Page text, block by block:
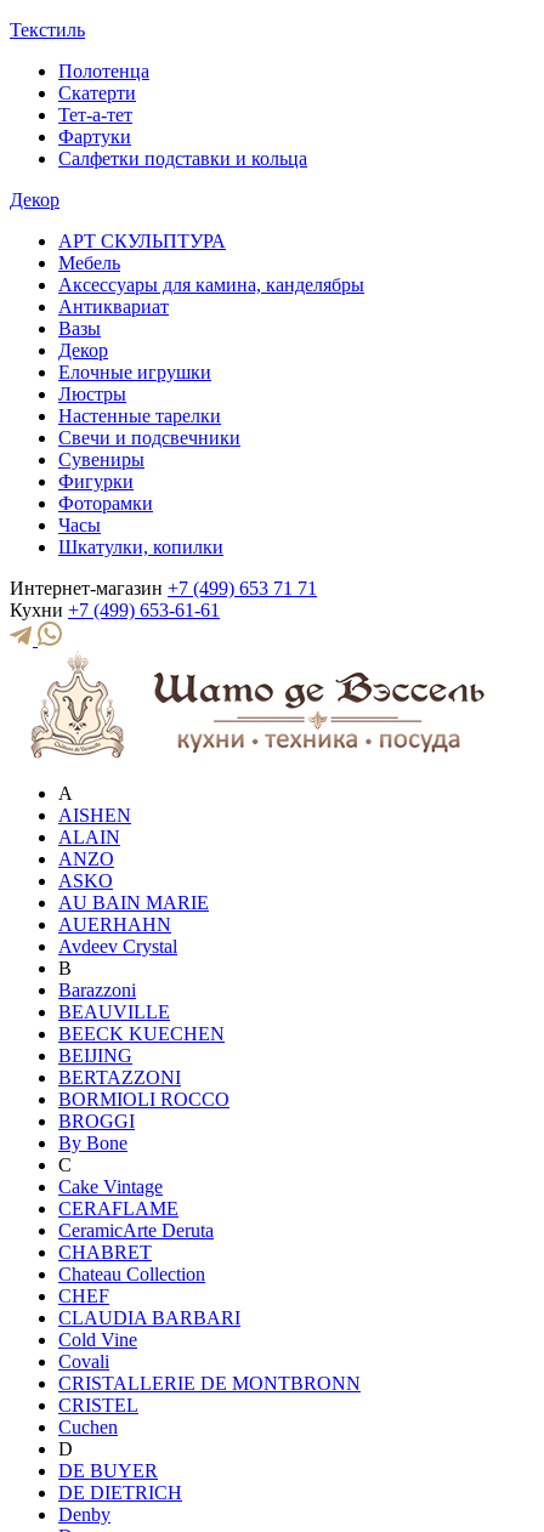
Текстиль
Полотенца
Скатерти
Тет-а-тет
Фартуки
Салфетки подставки и кольца
Декор
АРТ СКУЛЬПТУРА
Мебель
Аксессуары для камина, канделябры
Антиквариат
Вазы
Декор
Елочные игрушки
Люстры
Настенные тарелки
Свечи и подсвечники
Сувениры
Фигурки
Фоторамки
Часы
Шкатулки, копилки
Интернет-магазин +7 (499) 653 71 71
Кухни +7 (499) 653-61-61
A
AISHEN
ALAIN
ANZO
ASKO
AU BAIN MARIE
AUERHAHN
Avdeev Crystal
B
Barazzoni
BEAUVILLE
BEECK KUECHEN
BEIJING
BERTAZZONI
BORMIOLI ROCCO
BROGGI
By Bone
C
Cake Vintage
CERAFLAME
CeramicArte Deruta
CHABRET
Chateau Collection
CHEF
CLAUDIA BARBARI
Cold Vine
Covali
CRISTALLERIE DE MONTBRONN
CRISTEL
Cuchen
D
DE BUYER
DE DIETRICH
Denby